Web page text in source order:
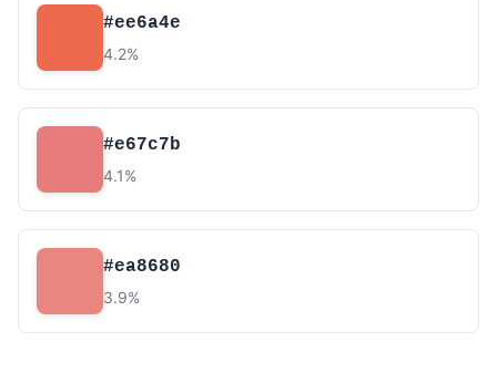
#ee6a4e
4.2%
#e67c7b
4.1%
#ea8680
3.9%